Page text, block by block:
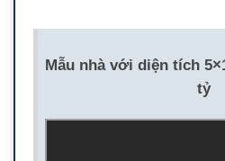
Mẫu nhà với diện tích
tỷ